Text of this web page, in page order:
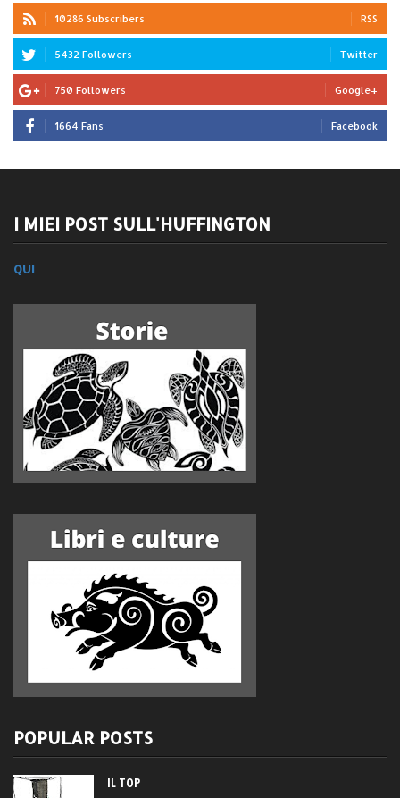
10286 Subscribers RSS
5432 Followers Twitter
750 Followers Google+
1664 Fans Facebook
I MIEI POST SULL'HUFFINGTON
QUI
POPULAR POSTS
IL TOP